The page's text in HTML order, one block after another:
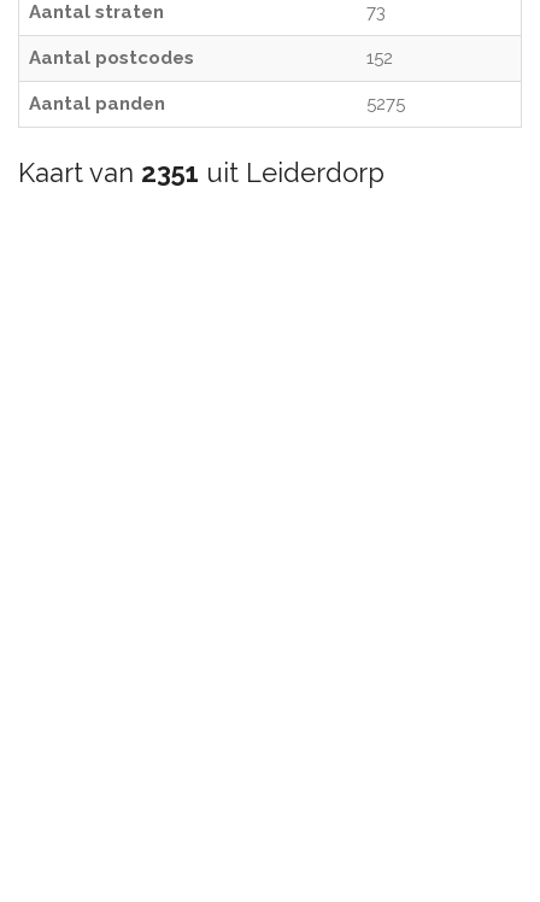
Aantal straten 73
Aantal postcodes 152
Aantal panden 5275
Kaart van 2351 uit Leiderdorp